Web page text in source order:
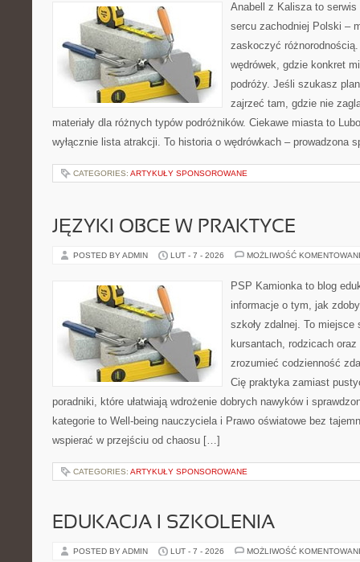
Anabell z Kalisza to
sercu zachodniej Polski –
zaskoczyć
wędrówek, gdzie konkret
podróży. Jeśli szukasz
zajrzeć tam, gdzie nie
materiały dla różnych typów podróżników. Ciekawe miasta to
wyłącznie lista atrakcji. To historia o wędrówkach – prowadzona
CATEGORIES: ARTYKUŁY SPONSOROWANE
JĘZYKI OBCE W PRAKTYCE
POSTED BY ADMIN LUT - 7 - 2026 MOŻLIWOŚĆ
PSP Kamionka to blog
informacje o tym, jak
szkoły zdalnej. To
kursantach, rodzicach
zrozumieć codzienność
Cię praktyka zamiast
poradniki, które ułatwiają wdrożenie dobrych nawyków i
kategorie to Well-being nauczyciela i Prawo oświatowe bez
wspierać w przejściu od chaosu […]
CATEGORIES: ARTYKUŁY SPONSOROWANE
EDUKACJA I SZKOLENIA
POSTED BY ADMIN LUT - 7 - 2026 MOŻLIWOŚĆ